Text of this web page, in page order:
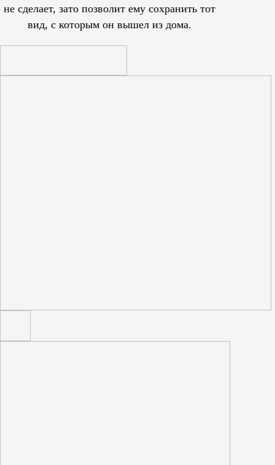
не сделает, зато позволит ему сохранить тот
вид, с которым он вышел из дома.